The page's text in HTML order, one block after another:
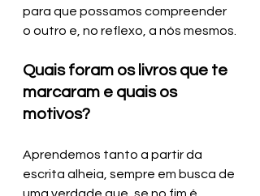
para que possamos compreender
o outro e, no reflexo, a nós mesmos.
Quais foram os livros que te
marcaram e quais os
motivos?
Aprendemos tanto a partir da
escrita alheia, sempre em busca de